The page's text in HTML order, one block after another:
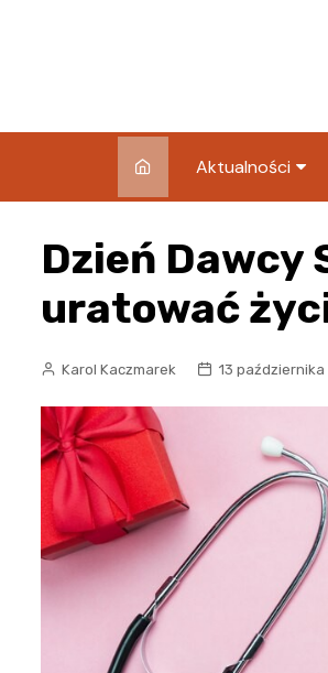
Aktualności
Blog
Dzień Dawcy
uratować
Karol Kaczmarek 13 października